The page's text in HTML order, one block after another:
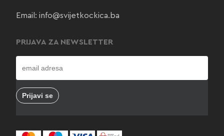
Email: info@svijetkockica.ba
PRIJAVA ZA NEWSLETTER